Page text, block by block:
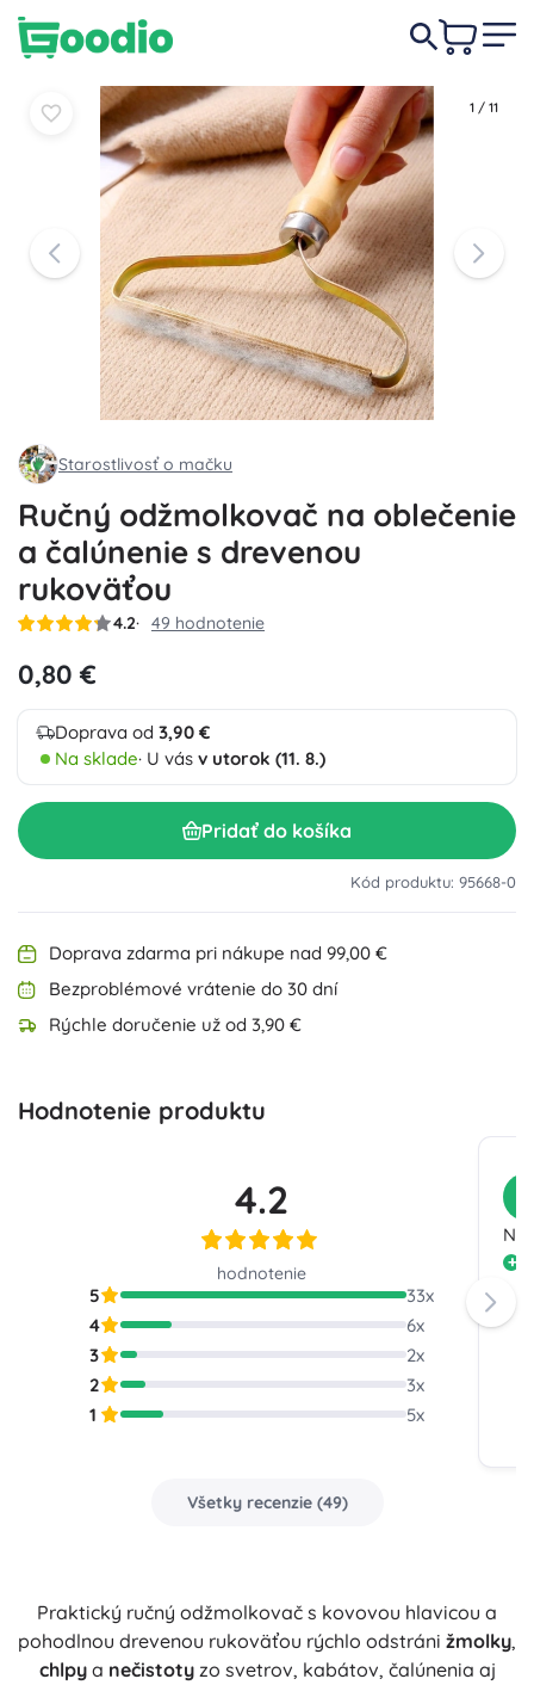
1 / 11
Starostlivosť o mačku
Ručný odžmolkovač na oblečenie
a čalúnenie s drevenou
rukoväťou
4.2 49 hodnotenie
0,80 €
Doprava od 3,90 €
Na sklade· U vás v utorok (11. 8.)
Pridať do košíka
Kód produktu: 95668-0
Doprava zdarma pri nákupe nad 99,00 €
Bezproblémové vrátenie do 30 dní
Rýchle doručenie už od 3,90 €
Hodnotenie produktu
4.2
hodnotenie
5 33x
4
6x
3
2x
2
3x
1
5x
Na
Všetky recenzie(49)
Praktický ručný odžmolkovač s kovovou hlavicou a
pohodlnou drevenou rukoväťou rýchlo odstráni žmolky,
chlpya nečistotyzo svetrov, kabátov, čalúnenia aj
0,80 € Do košíka